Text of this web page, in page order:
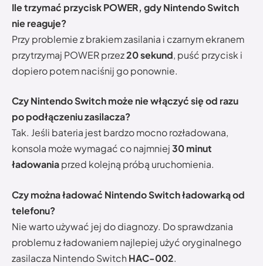
Ile trzymać przycisk POWER, gdy Nintendo Switch
nie reaguje?
Przy problemie z brakiem zasilania i czarnym ekranem
przytrzymaj POWER przez20 sekund, puść przycisk i
dopiero potem naciśnij go ponownie.
Czy Nintendo Switch może nie włączyć się od razu
po podłączeniu zasilacza?
Tak. Jeśli bateria jest bardzo mocno rozładowana,
konsola może wymagać co najmniej30 minut
ładowaniaprzed kolejną próbą uruchomienia.
Czy można ładować Nintendo Switch ładowarką od
telefonu?
Nie warto używać jej do diagnozy. Do sprawdzania
problemu z ładowaniem najlepiej użyć oryginalnego
zasilacza Nintendo Switch HAC-002.